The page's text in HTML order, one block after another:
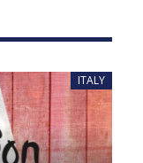
ITALY